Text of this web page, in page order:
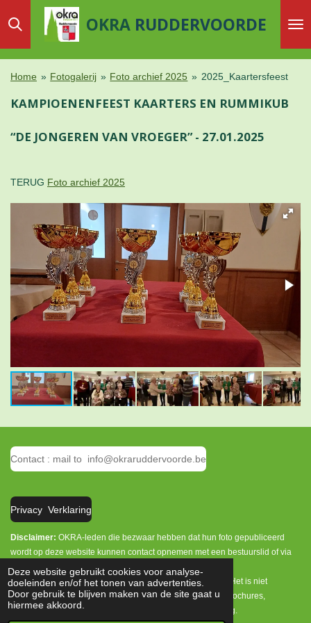
Deze website gebruikt cookies voor analyse-
doeleinden en/of het tonen van advertenties.
Door gebruik te blijven maken van de site gaat u
hiermee akkoord.
direct
naar
hoofdinhoud
OKRA RUDDERVOORDE
Home » Fotogalerij » Foto archief 2025 » 2025_Kaartersfeest
KAMPIOENENFEEST KAARTERS EN RUMMIKUB
“DE JONGEREN VAN VROEGER” - 27.01.2025
TERUG Foto archief 2025
Contact : mail to info@okraruddervoorde.be
Privacy Verklaring
Disclaimer: OKRA-leden die bezwaar hebben dat hun foto gepubliceerd
wordt op deze website kunnen contact opnemen met een bestuurslid of via
info@okraruddervoorde.be.
Het is enkel toegelaten persoonlijke foto's te downloaden. Het is niet
toegelaten deze foto's te publiceren op andere websites, brochures,
tijdschriften, week- en dagbladen zonder onze toestemming.